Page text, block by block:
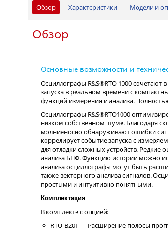
Обзор Характеристики Модели и
Обзор
Осциллографы R&S®RTO 1000 сочетают
запуска в реальном времени с
функций измерения и анализа.
Осциллографы R&S®RTO1000
низком собственном шуме. Благодаря
молниеносно обнаруживают ошибки
коррелирует событие запуска с
для отладки сложных устройств.
анализа БПФ. Функцию истории можно
анализа осциллографы могут быть
также векторного анализа сигналов.
простыми и интуитивно понятными.
Комплектация
В комплекте с опцией:
RTO-B201 — Расширение полосы